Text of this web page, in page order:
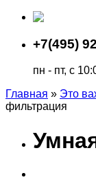
+7(495)
пн - пт, с
Главная » Это
фильтрация